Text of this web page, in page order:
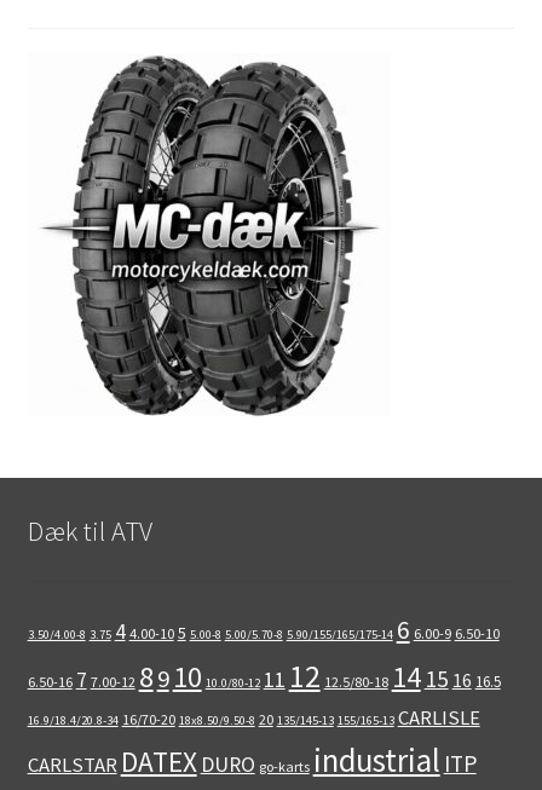
Dæk til ATV
3.50/4.00-8 3.75 4 4.00-10 5 5.00-8 5.00/5.70-8 5.90/155/165/175-14 6 6.00-9 6.50-10
6.50-16 7 7.00-12 89 10 10.0/80-12 11 12 12.5/80-18 14 15 16 16.5
16.9/18.4/20.8-34 16/70-20 18x8.50/9.50-8 20 135/145-13 155/165-13 CARLISLE
CARLSTAR DATEX DURO go-karts industrial ITP